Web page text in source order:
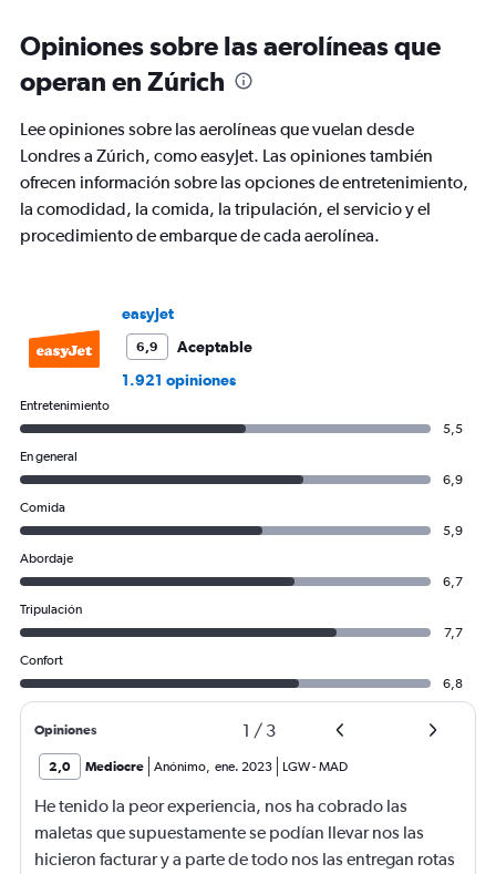
6
The
has
2
axes
displaying
Avg.
flights.
Opiniones sobre las aerolíneas que
operan en Zúrich
Lee opiniones sobre las aerolíneas que vuelan desde
Londres a Zúrich, como easyJet. Las opiniones también
ofrecen información sobre las opciones de entretenimiento,
la comodidad, la comida, la tripulación, el servicio y el
procedimiento de embarque de cada aerolínea.
easyJet
6,9
Aceptable
1.921 opiniones
Entretenimiento
5,5
En general
6,9
Comida
5,9
Abordaje
6,7
Tripulación
7,7
Confort
6,8
Opiniones 1 / 3
2,0 Mediocre Anónimo, ene. 2023 LGW-MAD
He tenido la peor experiencia, nos ha cobrado las
maletas que supuestamente se podían llevar nos las
hicieron facturar y a parte de todo nos las entregan rotas